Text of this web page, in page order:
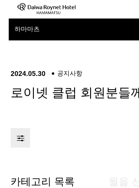
하마마츠
2024.05.30 공지사항
로이넷 클럽 회원분들
카테고리 목록 월을